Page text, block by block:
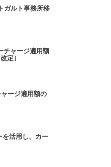
ガルト事務所移
チャージ適用額
定）
ージ適用額の
を活用し、カー